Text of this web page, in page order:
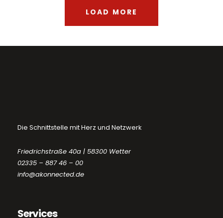
LOAD MORE
Die Schnittstelle mit Herz und Netzwerk
Friedrichstraße 40a | 58300 Wetter
02335 – 887 46 – 00
info@akonnected.de
Services